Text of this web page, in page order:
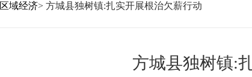
区域经济> 方城县独树镇:扎实开展根治欠薪行动
方城县独树镇: